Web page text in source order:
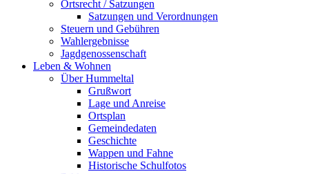
Ortsrecht / Satzungen
Satzungen und Verordnungen
Steuern und Gebühren
Wahlergebnisse
Jagdgenossenschaft
Leben & Wohnen
Über Hummeltal
Grußwort
Lage und Anreise
Ortsplan
Gemeindedaten
Geschichte
Wappen und Fahne
Historische Schulfotos